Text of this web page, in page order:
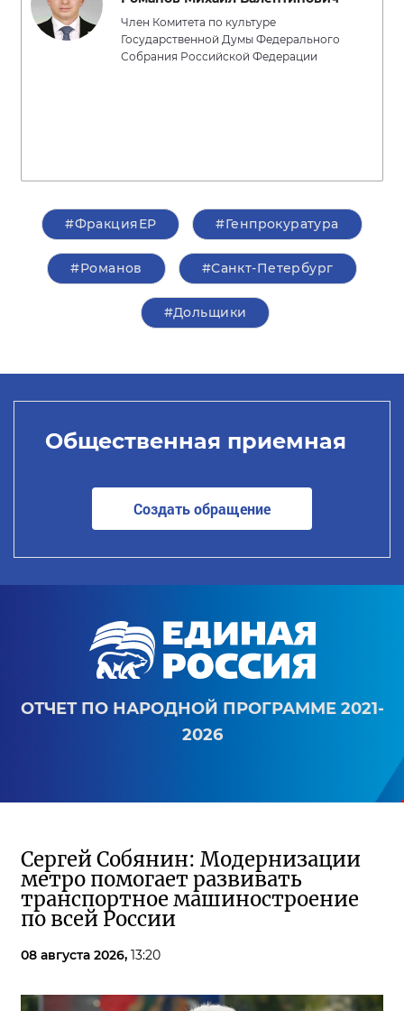
Член Комитета по культуре
Государственной Думы Федерального
Собрания Российской Федерации
#ФракцияЕР #Генпрокуратура
#Романов #Санкт-Петербург
#Дольщики
Общественная приемная
Создать обращение
ОТЧЕТ ПО НАРОДНОЙ ПРОГРАММЕ 2021-
2026
Сергей Собянин: Модернизации
метро помогает развивать
транспортное машиностроение
по всей России
08 августа 2026, 13:20